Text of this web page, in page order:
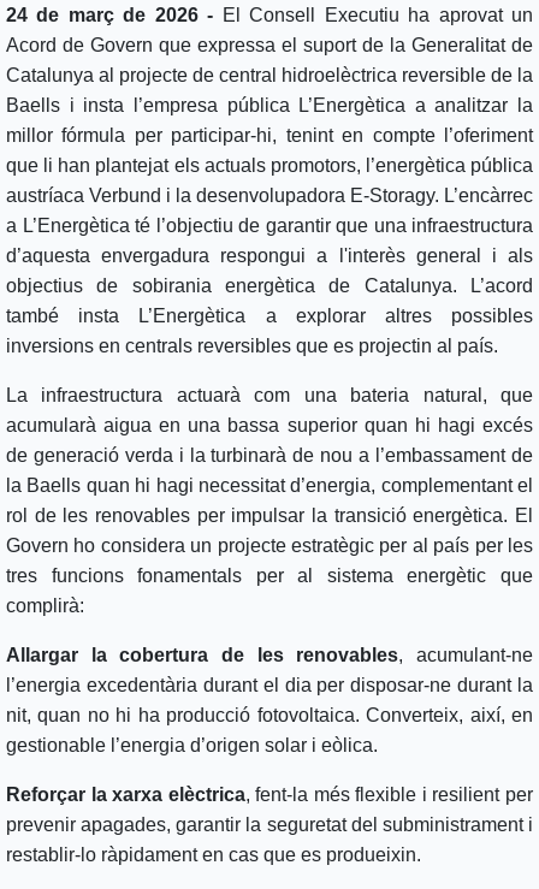
24 de març de 2026 - El Consell Executiu ha aprovat un
Acord de Govern que expressa el suport de la Generalitat de
Catalunya al projecte de central hidroelèctrica reversible de la
Baells i insta l’empresa pública L’Energètica a analitzar la
millor fórmula per participar-hi, tenint en compte l’oferiment
que li han plantejat els actuals promotors, l’energètica pública
austríaca Verbund i la desenvolupadora E-Storagy. L’encàrrec
a L’Energètica té l’objectiu de garantir que una infraestructura
d’aquesta envergadura respongui a l'interès general i als
objectius de sobirania energètica de Catalunya. L’acord
també insta L’Energètica a explorar altres possibles
inversions en centrals reversibles que es projectin al país.
La infraestructura actuarà com una bateria natural, que
acumularà aigua en una bassa superior quan hi hagi excés
de generació verda i la turbinarà de nou a l’embassament de
la Baells quan hi hagi necessitat d’energia, complementant el
rol de les renovables per impulsar la transició energètica. El
Govern ho considera un projecte estratègic per al país per les
tres funcions fonamentals per al sistema energètic que
complirà:
Allargar la cobertura de les renovables, acumulant-ne
l’energia excedentària durant el dia per disposar-ne durant la
nit, quan no hi ha producció fotovoltaica. Converteix, així, en
gestionable l’energia d’origen solar i eòlica.
Reforçar la xarxa elèctrica, fent-la més flexible i resilient per
prevenir apagades, garantir la seguretat del subministrament i
restablir-lo ràpidament en cas que es produeixin.